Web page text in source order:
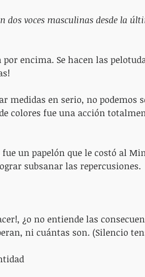
dos voces masculinas desde la
encima. Se hacen las
medidas en serio, no podemos
colores fue una acción
un papelón que le costó al
subsanar las repercusiones.
ni cuántas son. (Silencio